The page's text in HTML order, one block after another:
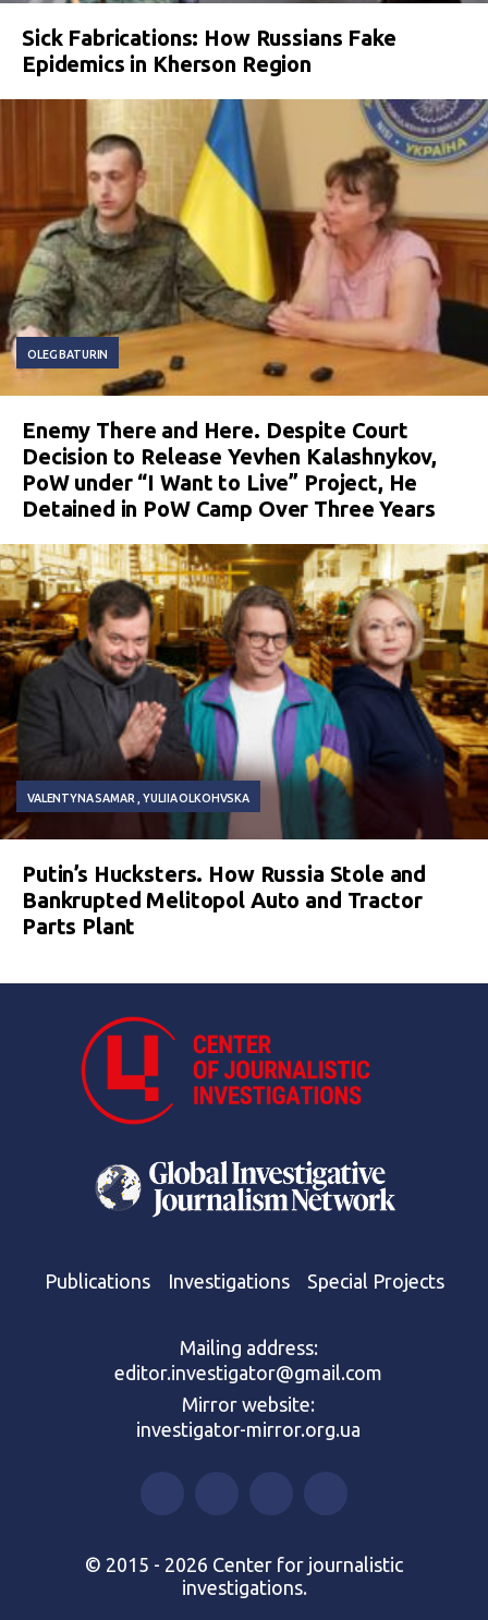
Sick Fabrications: How Russians Fake
Epidemics in Kherson Region
OLEG BATURIN
Enemy There and Here. Despite Court
Decision to Release Yevhen Kalashnykov,
PoW under “I Want to Live” Project, He
Detained in PoW Camp Over Three Years
VALENTYNA SAMAR YULIIA OLKOHVSKA
Putin’s Hucksters. How Russia Stole and
Bankrupted Melitopol Auto and Tractor
Parts Plant
Publications Investigations Special Projects
Mailing address:
editor.investigator@gmail.com
Mirror website:
investigator-mirror.org.ua
© 2015 - 2026 Center for journalistic
investigations.